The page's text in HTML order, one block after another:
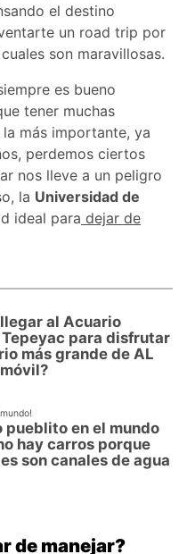
el destino
un road trip por
son maravillosas.
es bueno
tener muchas
más importante, ya
perdemos ciertos
nos lleve a un peligro
la Universidad de
ideal para dejar de
al Acuario
Tepeyac para disfrutar
más grande de AL
pueblito en el mundo
hay carros porque
son canales de agua
de manejar?